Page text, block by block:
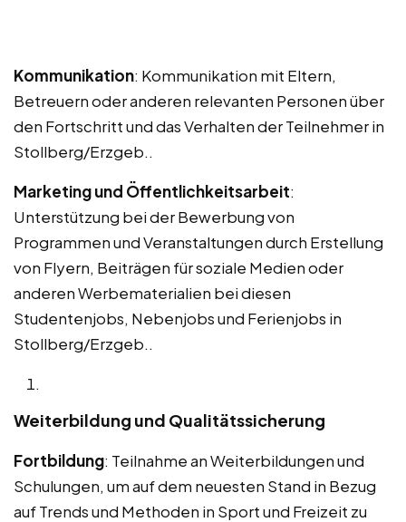
Kommunikation: Kommunikation mit Eltern,
Betreuern oder anderen relevanten Personen über
den Fortschritt und das Verhalten der Teilnehmer in
Stollberg/Erzgeb..
Marketing und Öffentlichkeitsarbeit:
Unterstützung bei der Bewerbung von
Programmen und Veranstaltungen durch Erstellung
von Flyern, Beiträgen für soziale Medien oder
anderen Werbematerialien bei diesen
Studentenjobs, Nebenjobs und Ferienjobs in
Stollberg/Erzgeb..
Weiterbildung und Qualitätssicherung
Fortbildung: Teilnahme an Weiterbildungen und
Schulungen, um auf dem neuesten Stand in Bezug
auf Trends und Methoden in Sport und Freizeit zu